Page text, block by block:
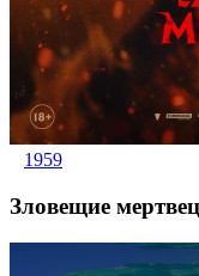
1959
Зловещие